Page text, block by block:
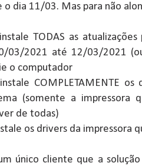
o dia 11/03. Mas para não
TODAS as
03/2021 até 12/03/2021
o computador
COMPLETAMENTE
(somente a impressora
de todas)
os drivers da impressora
único cliente que a